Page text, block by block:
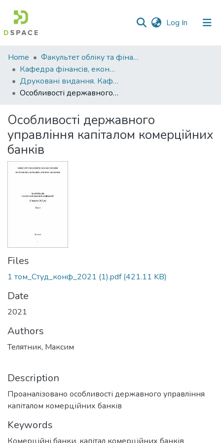
Log In (current)
Communities
&
Collections
Statistics
Home
Факультет обліку та фінансів
Кафедра фінансів, економічних досліджень і туризму
Друковані видання. Кафедра фінансів, економічних досліджень і туризму
Особливості державного управління капіталом комерційних банків
Особливості державного
управління капіталом комерційних
банків
Files
1 том_Студ_конф_2021 (1).pdf(421.11 KB)
Date
2021
Authors
Телятник, Максим
Description
Проаналізовано особливості державного управління
капіталом комерційних банків
Keywords